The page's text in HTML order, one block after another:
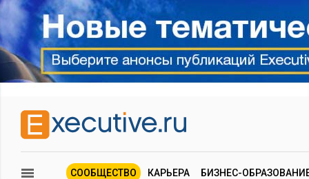
СООБЩЕСТВО КАРЬЕРА БИЗНЕС-